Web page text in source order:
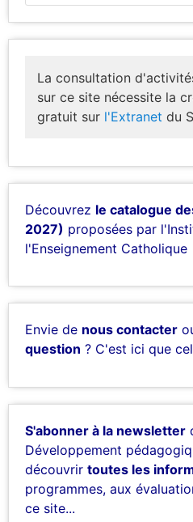
La consultation
sur ce site nécessite la
gratuit sur l'Extranet du
Découvrez le catalogue
2027) proposées par
l'Enseignement Catholique
Envie de nous contacter
question ? C'est ici que
S'abonner à la newsletter
Développement
découvrir toutes les
programmes, aux
ce site...